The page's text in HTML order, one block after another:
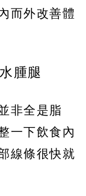
而外改善體
腫腿
非全是脂
一下飲食內
線條很快就